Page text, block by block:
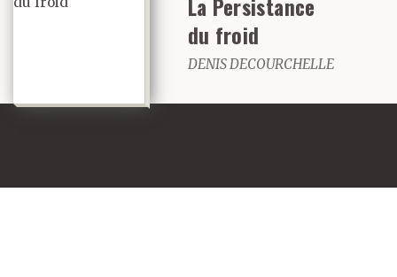
La Persistance
du froid
DENIS DECOURCHELLE